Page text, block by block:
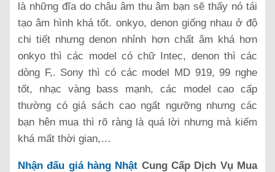
là những đĩa do châu âm thu âm bạn sẽ thấy nó tái
tạo âm hình khá tốt. onkyo, denon giống nhau ở độ
chi tiết nhưng denon nhỉnh hơn chất âm khá hơn
onkyo thì các model có chữ Intec, denon thì các
dòng F,. Sony thì có các model MD 919, 99 nghe
tốt, nhạc vàng bass mạnh, các model cao cấp
thường có giá sách cao ngất ngưỡng nhưng các
bạn hên mua thì rõ ràng là quá lời nhưng mà kiếm
khá mất thời gian,…
Nhận đấu giá hàng Nhật Cung Cấp Dịch Vụ Mua